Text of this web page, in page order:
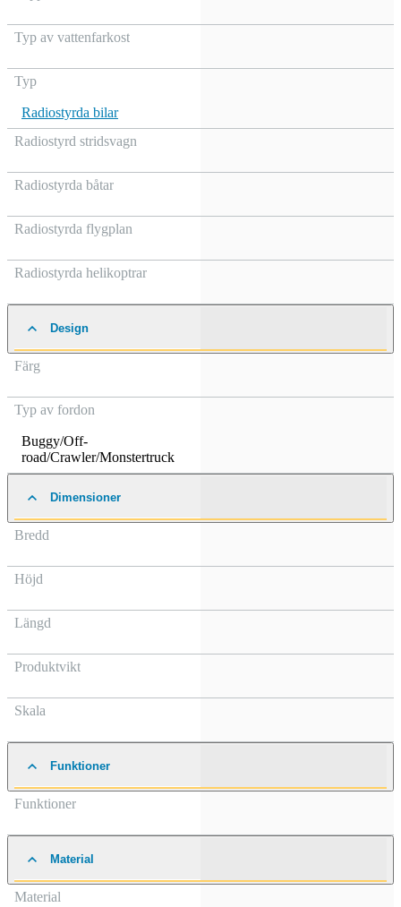
Typ av vattenfarkost
Typ
Radiostyrda bilar
Radiostyrd stridsvagn
Radiostyrda båtar
Radiostyrda flygplan
Radiostyrda helikoptrar
Design
Färg
Typ av fordon
Buggy/Off-
road/Crawler/Monstertruck
Dimensioner
Bredd
Höjd
Längd
Produktvikt
Skala
Funktioner
Funktioner
Material
Material